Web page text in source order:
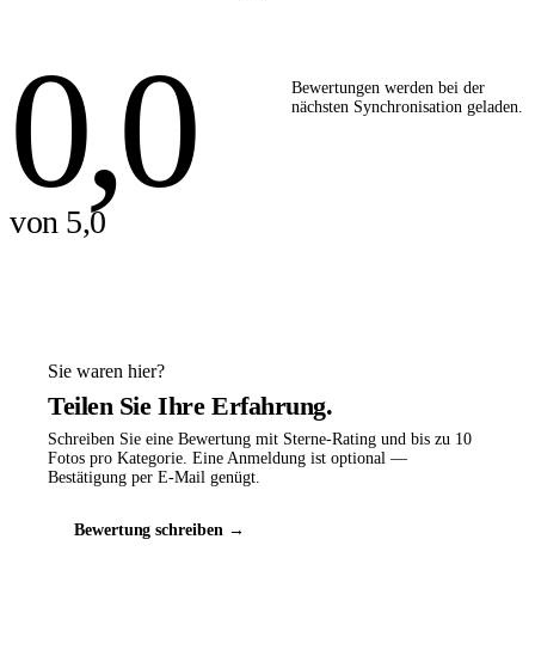
0,0
von 5,0
Bewertungen werden bei der
nächsten Synchronisation geladen.
Sie waren hier?
Teilen Sie Ihre Erfahrung.
Schreiben Sie eine Bewertung mit Sterne-Rating und bis zu 10
Fotos pro Kategorie. Eine Anmeldung ist optional —
Bestätigung per E-Mail genügt.
Bewertung schreiben →